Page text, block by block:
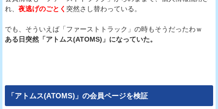
れ、 夜逃げのごとく 突然さし替わっている。
でも、そういえば「ファーストトラック」の時もそうだったわｗ
ある日突然「アトムス(ATOMS)」になっていた。
「アトムス(ATOMS) 」の会員ページを検証